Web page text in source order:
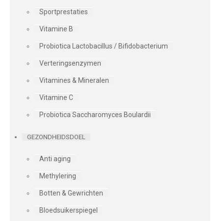
Sportprestaties
Vitamine B
Probiotica Lactobacillus / Bifidobacterium
Verteringsenzymen
Vitamines & Mineralen
Vitamine C
Probiotica Saccharomyces Boulardii
GEZONDHEIDSDOEL
Anti aging
Methylering
Botten & Gewrichten
Bloedsuikerspiegel